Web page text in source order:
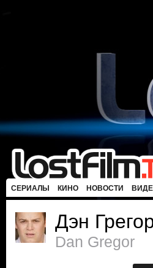
СЕРИАЛЫ КИНО НОВОСТИ
Дэн
Dan Gregor